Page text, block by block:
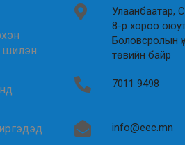
шилэн
Улаанбаатар,
8-р хороо
Боловсролын
төвийн байр
7011 9498
info@eec.mn